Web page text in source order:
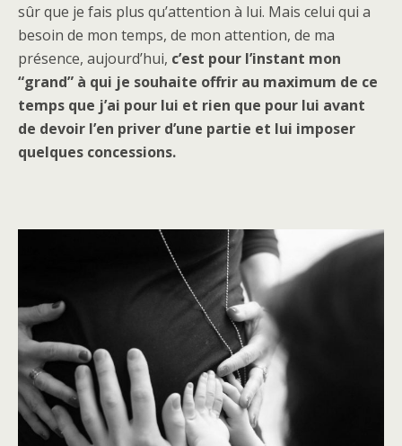
sûr que je fais plus qu’attention à lui. Mais celui qui a
besoin de mon temps, de mon attention, de ma
présence, aujourd’hui, c’est pour l’instant mon
“grand” à qui je souhaite offrir au maximum de ce
temps que j’ai pour lui et rien que pour lui avant
de devoir l’en priver d’une partie et lui imposer
quelques concessions.